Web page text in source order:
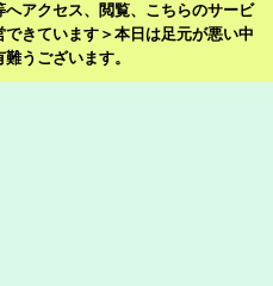
アクセス、閲覧、こちらのサービ
きています＞本日は足元が悪い中
うございます。